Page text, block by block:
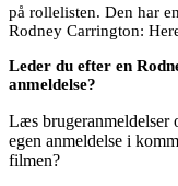
på rollelisten. Den har
Rodney Carrington:
Leder du efter en
anmeldelse?
Læs brugeranmeldelser
egen anmeldelse i
filmen?